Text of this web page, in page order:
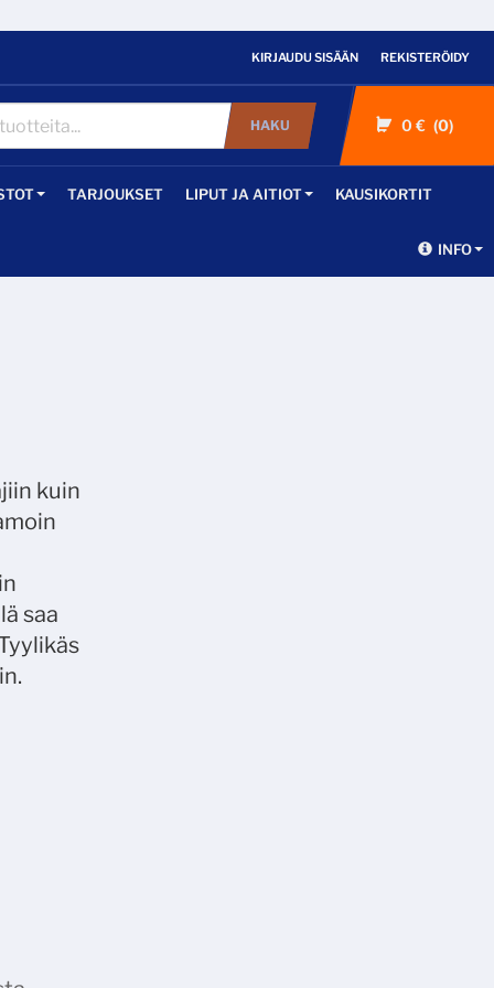
KIRJAUDU SISÄÄN REKISTERÖIDY
HAKU 0 € 0
TARJOUKSET LIPUT JA AITIOT KAUSIKORTIT
INFO
kuin
saa